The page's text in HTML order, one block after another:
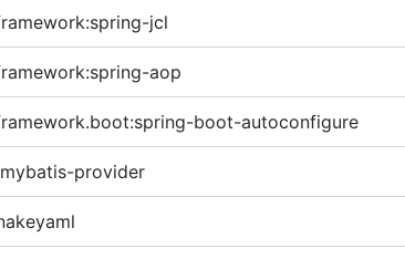
jcl
aop
boot-autoconfigure
provider